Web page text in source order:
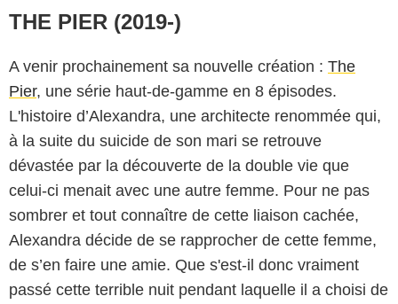
THE PIER (2019-)
A venir prochainement sa nouvelle création : The
Pier, une série haut-de-gamme en 8 épisodes.
L'histoire d’Alexandra, une architecte renommée qui,
à la suite du suicide de son mari se retrouve
dévastée par la découverte de la double vie que
celui-ci menait avec une autre femme. Pour ne pas
sombrer et tout connaître de cette liaison cachée,
Alexandra décide de se rapprocher de cette femme,
de s’en faire une amie. Que s'est-il donc vraiment
passé cette terrible nuit pendant laquelle il a choisi de